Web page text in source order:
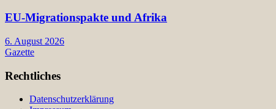
EU-Migrationspakte und Afrika
6. August 2026
Gazette
Rechtliches
Datenschutzerklärung